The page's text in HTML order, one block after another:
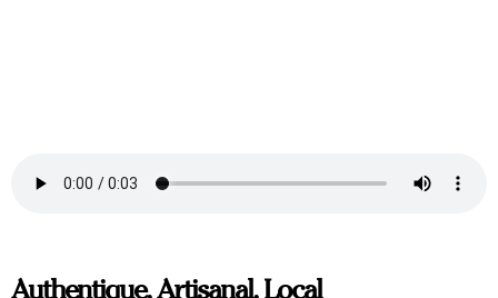
Authentique, Artisanal, Local